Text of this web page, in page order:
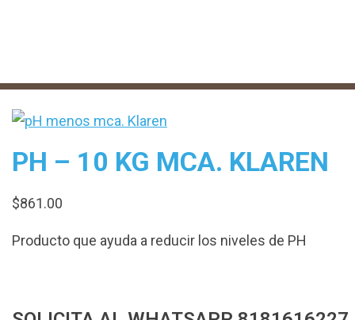
PH – 10 KG MCA. KLAREN
$861.00
Producto que ayuda a reducir los niveles de PH